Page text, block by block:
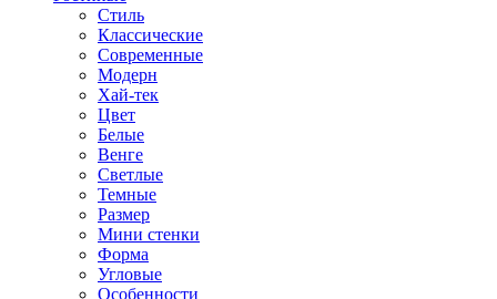
Стиль
Классические
Современные
Модерн
Хай-тек
Цвет
Белые
Венге
Светлые
Темные
Размер
Мини стенки
Форма
Угловые
Особенности